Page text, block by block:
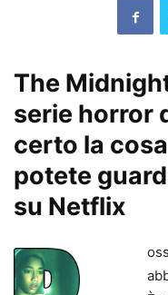
The
serie horror
certo la
potete
su Netflix